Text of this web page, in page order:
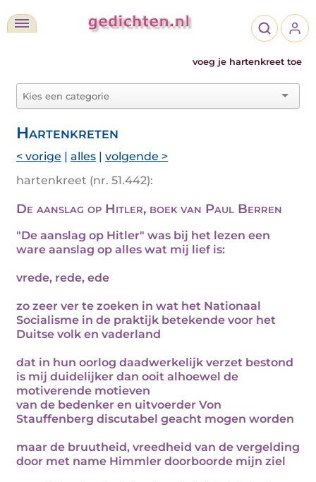
voeg je hartenkreet toe
Hartenkreten
< vorige | alles | volgende >
hartenkreet (nr. 51.442):
De aanslag op Hitler, boek van Paul Berren
"De aanslag op Hitler" was bij het lezen een
ware aanslag op alles wat mij lief is:
vrede, rede, ede
zo zeer ver te zoeken in wat het Nationaal
Socialisme in de praktijk betekende voor het
Duitse volk en vaderland
dat in hun oorlog daadwerkelijk verzet bestond
is mij duidelijker dan ooit alhoewel de
motiverende motieven
van de bedenker en uitvoerder Von
Stauffenberg discutabel geacht mogen worden
maar de bruutheid, vreedheid van de vergelding
door met name Himmler doorboorde mijn ziel